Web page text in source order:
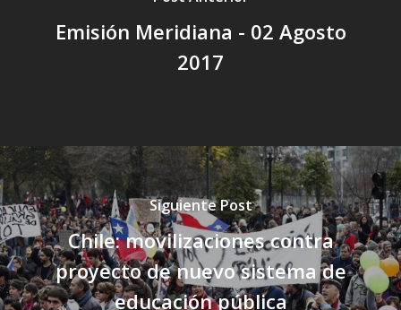
Emisión Meridiana - 02 Agosto
2017
Siguiente Post
Chile: movilizaciones contra
proyecto de nuevo sistema de
educación pública